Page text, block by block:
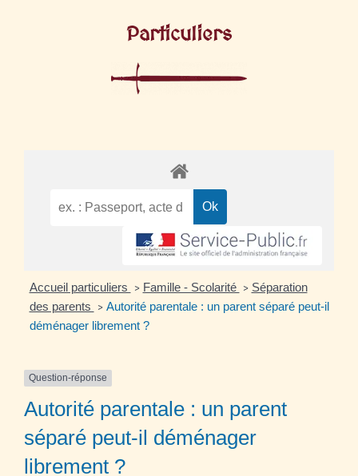
Particuliers
Accueil particuliers > Famille - Scolarité > Séparation
des parents
> Autorité parentale : un parent séparé peut-il
déménager librement ?
Question-réponse
Autorité parentale : un parent
séparé peut-il déménager
librement ?